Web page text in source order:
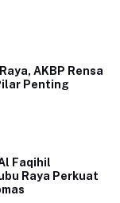
AKBP Rensa
Penting
Faqihil
Raya Perkuat